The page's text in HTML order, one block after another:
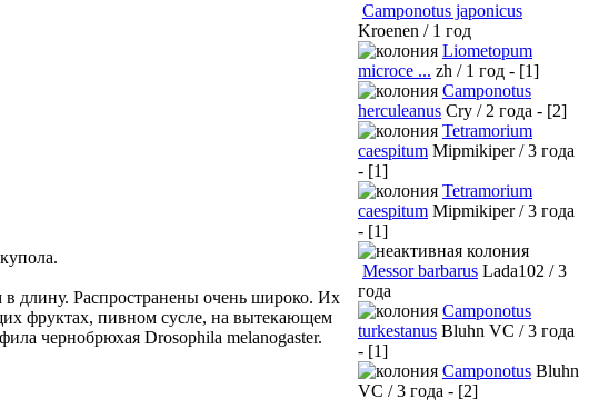
в длину. Распространены очень широко. Их
фруктах, пивном сусле, на вытекающем
чернобрюхая Drosophila melanogaster.
Camponotus japonicus
Kroenen / 1 год
Liometopum
microce ... zh / 1 год - [1]
Camponotus
herculeanus Cry / 2 года - [2]
Tetramorium
caespitum Mipmikiper / 3 года
- [1]
Tetramorium
caespitum Mipmikiper / 3 года
- [1]
Messor barbarus Lada102 / 3
года
Camponotus
turkestanus Bluhn VC / 3 года
- [1]
Camponotus Bluhn
VC / 3 года - [2]